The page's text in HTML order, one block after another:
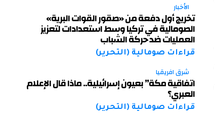
الأخبار
تخريج أول دفعة من «صقور القوات البرية»
الصومالية في تركيا وسط استعدادات لتعزيز
العمليات ضد حركة الشباب
قراءات صومالية (التحرير)
شرق افريقيا
اتفاقية مكة” بعيون إسرائيلية.. ماذا قال الإعلام
العبري؟
قراءات صومالية (التحرير)